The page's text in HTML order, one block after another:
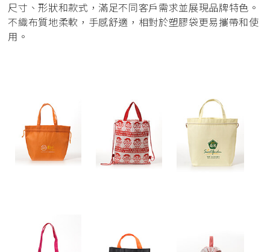
尺寸、形狀和款式，滿足不同客戶需求並展現品牌特色。
不織布質地柔軟，手感舒適，相對於塑膠袋更易攜帶和使
用。